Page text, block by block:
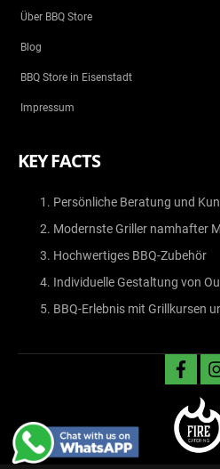
Über BBQ Store
Blog
BBQ Store in Eisenstadt
Impressum
KEY FACTS
Persönliche Beratung und
Modernste Griller namhafter
Hochwertiges BBQ-Zubehör
Individuelle Gestaltung von
BBQ-Erlebnis mit Grillkursen